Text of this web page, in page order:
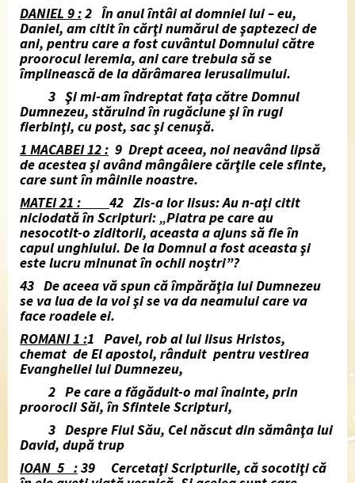
DANIEL 9 :2 În anul întâi al domniei lui – eu,
Daniel, am citit în cărţi numărul de şaptezeci de
ani, pentru care a fost cuvântul Domnului către
proorocul Ieremia, ani care trebuia să se
împlinească de la dărâmarea Ierusalimului.
3 Şi mi-am îndreptat faţa către Domnul
Dumnezeu, stăruind în rugăciune şi în rugi
fierbinţi, cu post, sac şi cenuşă.
1 MACABEI 12 : 9 Drept aceea, noi neavând lipsă
de acestea şi având mângâiere cărţile cele sfinte,
care sunt în mâinile noastre.
MATEI 21 :
42 Zis-a lor Iisus: Au n-aţi citit
niciodată în Scripturi: „Piatra pe care au
nesocotit-o ziditorii, aceasta a ajuns să fie în
capul unghiului. De la Domnul a fost aceasta şi
este lucru minunat în ochii noştri”?
43 De aceea vă spun că împărăţia lui Dumnezeu
se va lua de la voi şi se va da neamului care va
face roadele ei.
ROMANI 1 :1 Pavel, rob al lui Iisus Hristos,
chemat de El apostol, rânduit pentru vestirea
Evangheliei lui Dumnezeu,
2 Pe care a făgăduit-o mai înainte, prin
proorocii Săi, în Sfintele Scripturi,
3 Despre Fiul Său, Cel născut din sămânţa lui
David, după trup
IOAN 5 :39 Cercetaţi Scripturile, că socotiţi că